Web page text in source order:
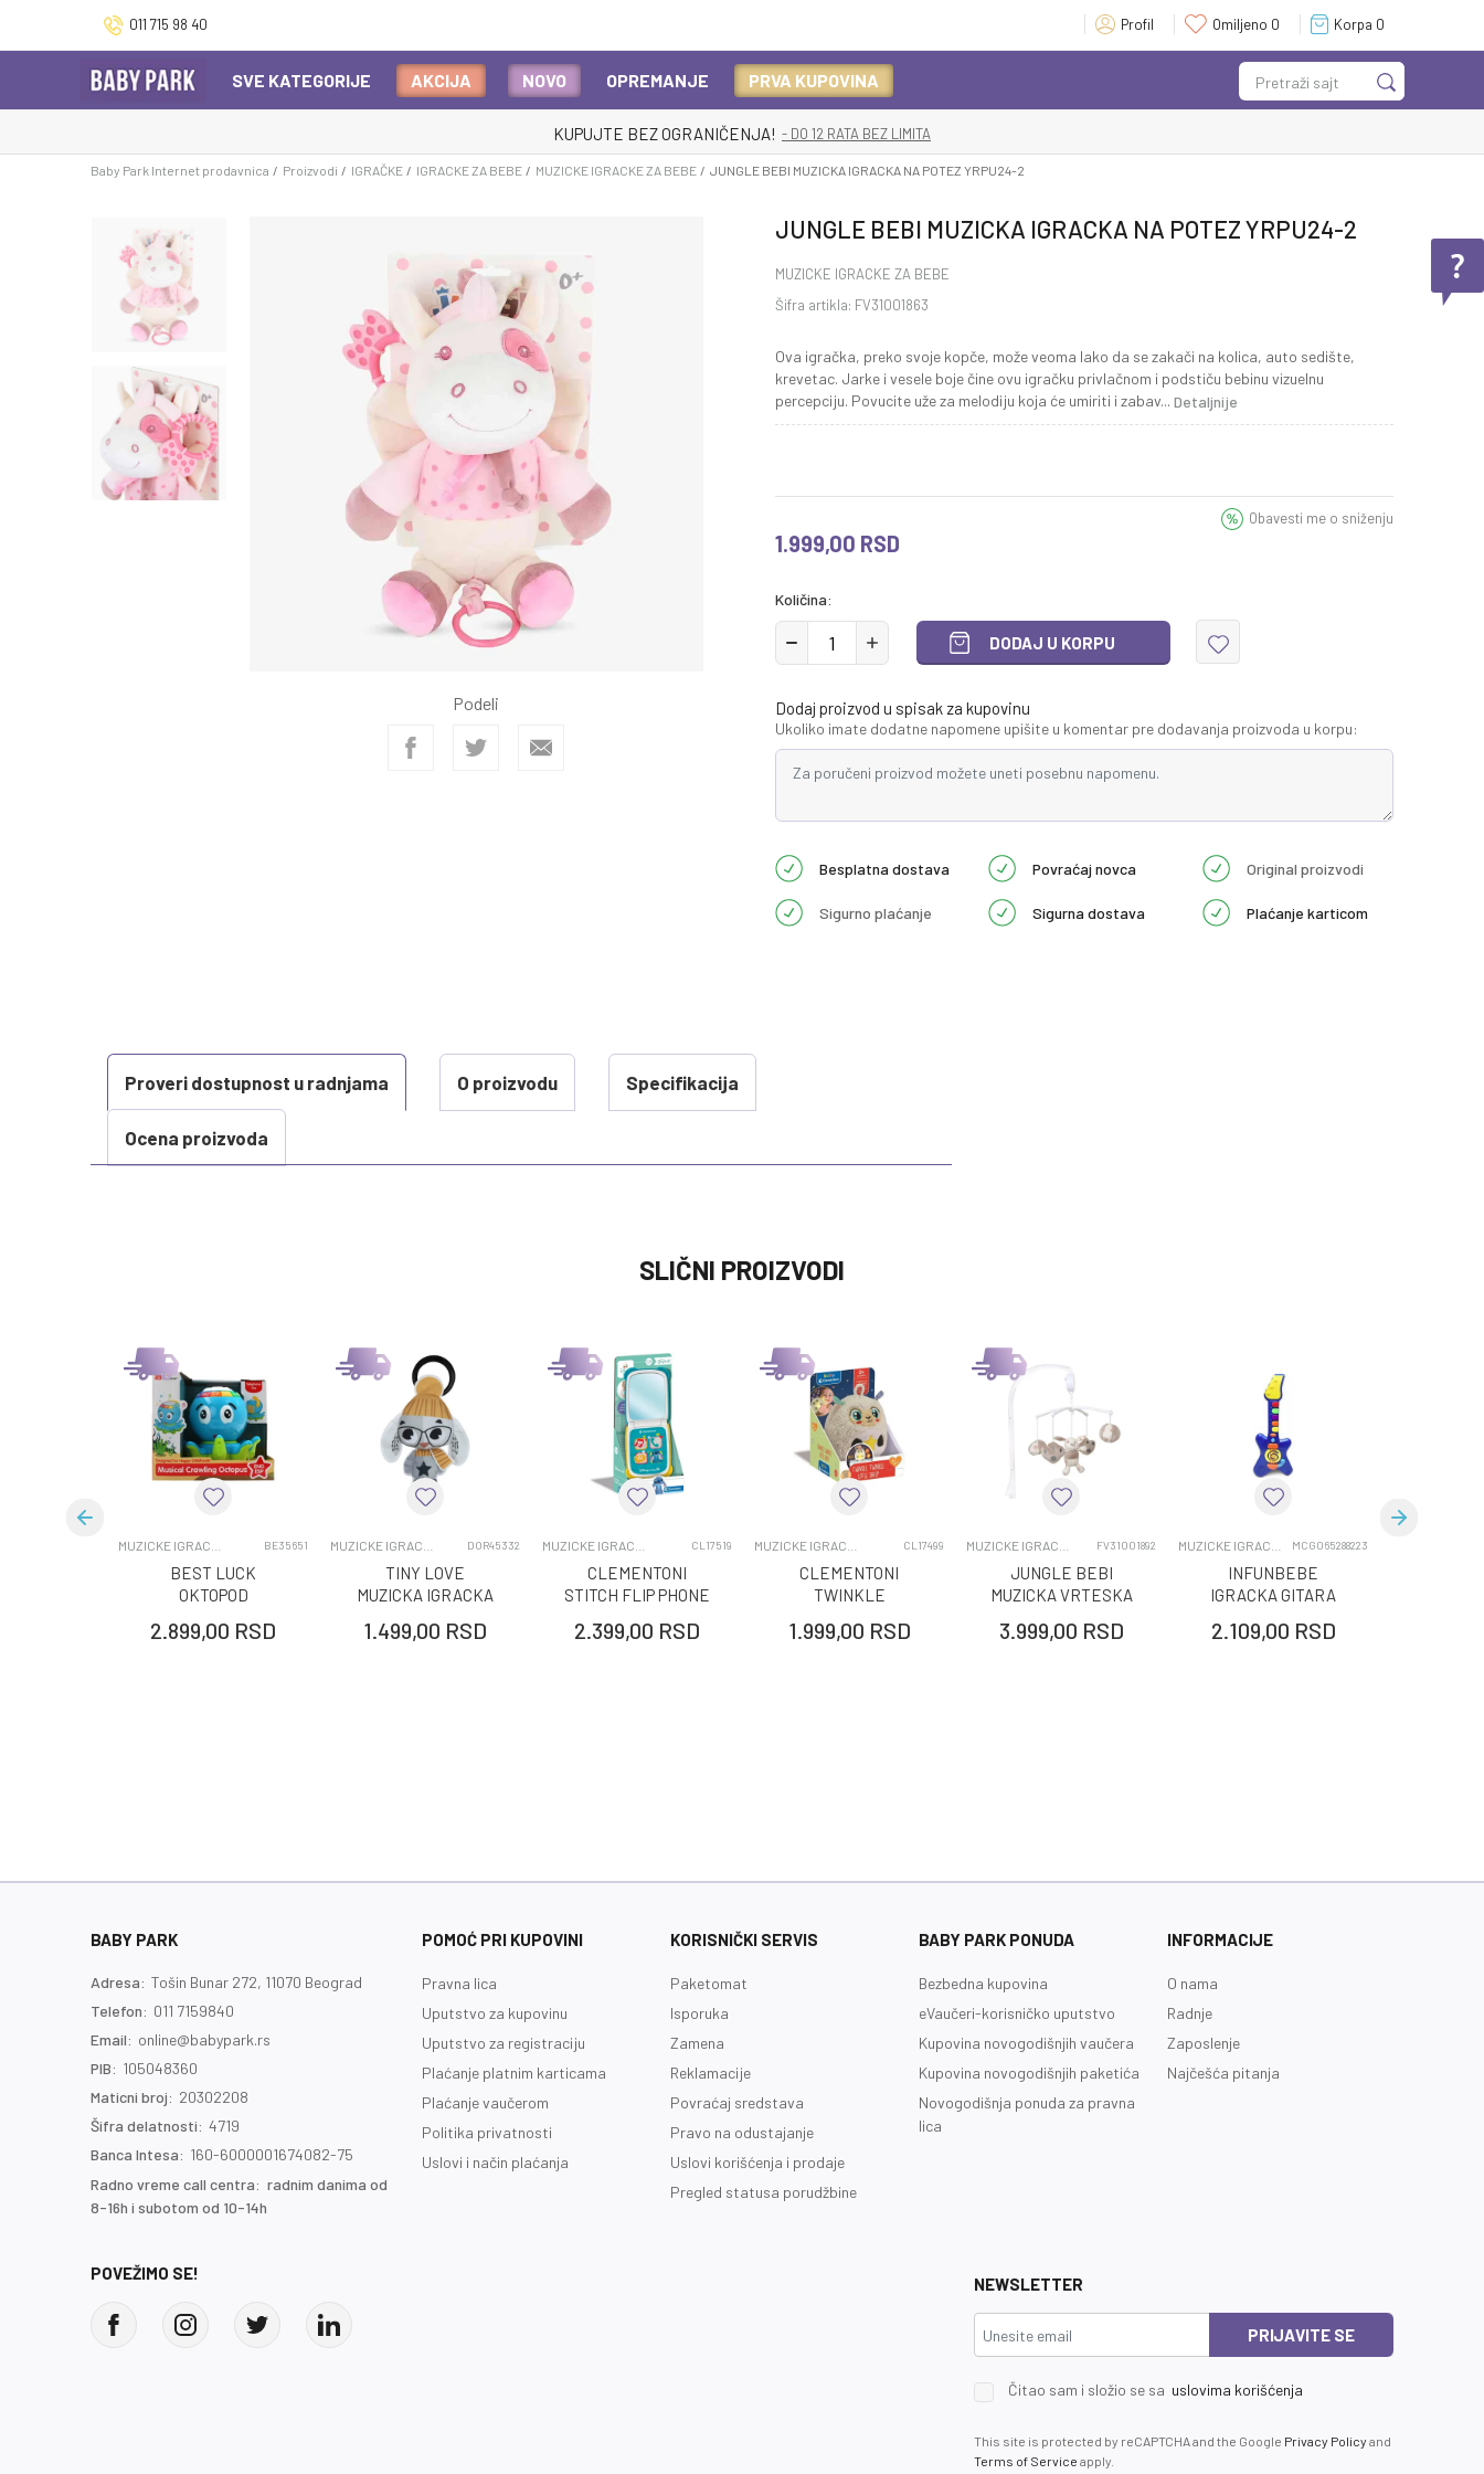
011 715 98 40 Profil Omiljeno 0 Korpa 0
Pretraži sajt
SVE KATEGORIJE AKCIJA NOVO OPREMANJE PRVA KUPOVINA
KUPUJTE BEZ OGRANIČENJA! - DO 12 RATA BEZ LIMITA
Baby Park Internet prodavnica Proizvodi IGRAČKE IGRACKE ZA BEBE MUZICKE IGRACKE ZA BEBE JUNGLE BEBI MUZICKA IGRACKA NA POTEZ YRPU24-2
Podeli
JUNGLE BEBI MUZICKA IGRACKA NA POTEZ YRPU24-2
MUZICKE IGRACKE ZA BEBE
Šifra artikla: FV31001863
Ova igračka, preko svoje kopče, može veoma lako da se zakači na kolica, auto sedište,
krevetac. Jarke i vesele boje čine ovu igračku privlačnom i podstiču bebinu vizuelnu
percepciju. Povucite uže za melodiju koja će umiriti i zabav... Detaljnije
1.999,00 RSD
Obavesti me o sniženju
Količina:
DODAJ U KORPU
Dodaj proizvod u spisak za kupovinu
Ukoliko imate dodatne napomene upišite u komentar pre dodavanja proizvoda u korpu:
Besplatna dostava Povraćaj novca Original proizvodi
Sigurno plaćanje Sigurna dostava Plaćanje karticom
Proveri dostupnost u radnjama O proizvodu Specifikacija
Ocena proizvoda
MUZICKE IGRACKE ZA BEBE
Kategorija MUZICKE IGRACKE ZA BEBE
Uzrast 0-12 MESECI
SLIČNI PROIZVODI
BE35651
BEST LUCK
OKTOPOD
2.899,00 RSD
DOR45332
TINY LOVE
MUZICKA IGRACKA
RABBIT
1.499,00 RSD
CL17519
CLEMENTONI
STITCH FLIP PHONE
2.399,00 RSD
CL17499
CLEMENTONI
TWINKLE
SHEEP ZVEZDANI
1.999,00 RSD
FV31001892
JUNGLE BEBI
MUZICKA VRTESKA
3.999,00 RSD
MCG065288223
INFUNBEBE
IGRACKA GITARA
ZVUKOM
2.109,00 RSD
BABY PARK
Adresa: Tošin Bunar 272, 11070 Beograd
Telefon: 011 7159840
Email: online@babypark.rs
PIB: 105048360
Maticni broj: 20302208
Šifra delatnosti: 4719
Banca Intesa: 160-6000001674082-75
Radno vreme call centra: radnim danima od
8-16h i subotom od 10-14h
POMOĆ PRI KUPOVINI
Pravna lica
Uputstvo za kupovinu
Uputstvo za registraciju
Plaćanje platnim karticama
Plaćanje vaučerom
Politika privatnosti
Uslovi i način plaćanja
KORISNIČKI SERVIS
Paketomat
Isporuka
Zamena
Reklamacije
Povraćaj sredstava
Pravo na odustajanje
Uslovi korišćenja i prodaje
Pregled statusa porudžbine
BABY PARK PONUDA
Bezbedna kupovina
eVaučeri-korisničko uputstvo
Kupovina novogodišnjih vaučera
Kupovina novogodišnjih paketića
Novogodišnja ponuda za pravna
lica
INFORMACIJE
O nama
Radnje
Zaposlenje
Najčešća pitanja
POVEŽIMO SE!
NEWSLETTER
PRIJAVITE SE
Čitao sam i složio se sa uslovima korišćenja
This site is protected by reCAPTCHA and the Google Privacy Policy and
Terms of Service apply.